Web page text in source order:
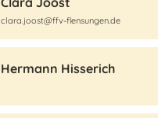
clara.joost@ffv-flensungen.de
Hermann Hisserich